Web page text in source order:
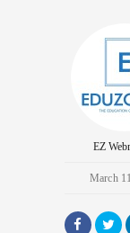
EZ
March